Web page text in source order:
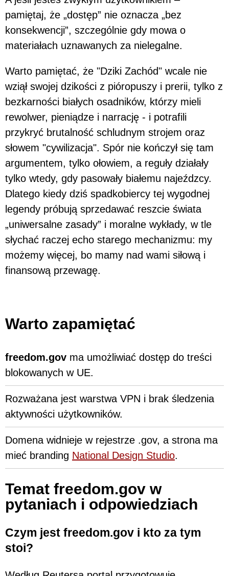
pamiętaj, że „dostęp” nie oznacza „bez
konsekwencji”, szczególnie gdy mowa o
materiałach uznawanych za nielegalne.
Warto pamiętać, że "Dziki Zachód" wcale nie
wziął swojej dzikości z pióropuszy i prerii, tylko z
bezkarności białych osadników, którzy mieli
rewolwer, pieniądze i narrację - i potrafili
przykryć brutalność schludnym strojem oraz
słowem "cywilizacja". Spór nie kończył się tam
argumentem, tylko ołowiem, a reguły działały
tylko wtedy, gdy pasowały białemu najeźdzcy.
Dlatego kiedy dziś spadkobiercy tej wygodnej
legendy próbują sprzedawać reszcie świata
„uniwersalne zasady” i moralne wykłady, w tle
słychać raczej echo starego mechanizmu: my
możemy więcej, bo mamy nad wami siłową i
finansową przewagę.
Warto zapamiętać
freedom.gov ma umożliwiać dostęp do treści
blokowanych w UE.
Rozważana jest warstwa VPN i brak śledzenia
aktywności użytkowników.
Domena widnieje w rejestrze .gov, a strona ma
mieć branding National Design Studio.
Temat freedom.gov w
pytaniach i odpowiedziach
Czym jest freedom.gov i kto za tym
stoi?